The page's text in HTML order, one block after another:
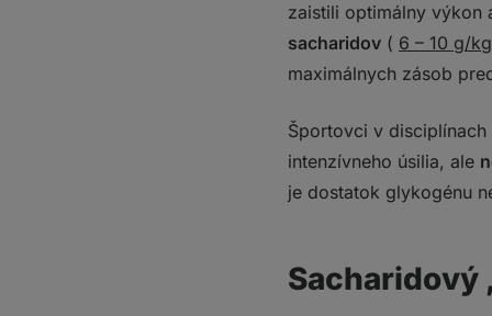
zaistili optimálny výkon
sacharidov ( 6 – 10 g/
maximálnych zásob
Športovci v
intenzívneho úsilia, ale
je dostatok glykogénu
Sacharidový